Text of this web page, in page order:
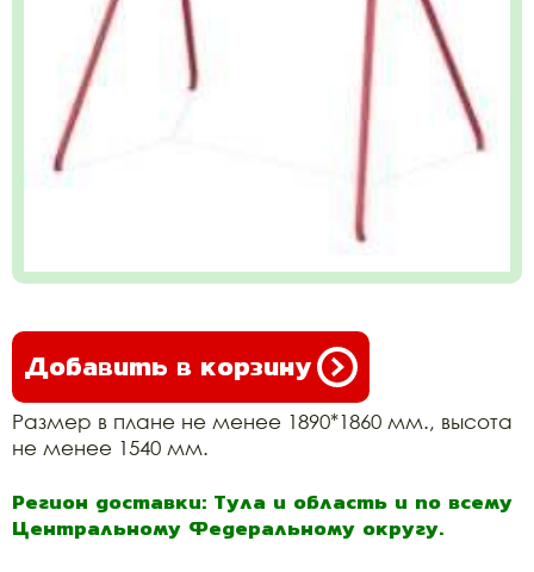
Добавить в корзину
Размер в плане не менее 1890*1860 мм., высота
не менее 1540 мм.
Регион доставки: Тула и область и по всему
Центральному Федеральному округу.